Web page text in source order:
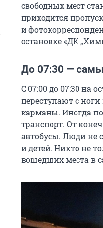
свободных мест
приходится
и
остановке «ДК
До 07:30 —
С 07:00 до 07:30 на
переступают с
карманы. Иногда
транспорт. От
автобусы. Люди не
и детей. Никто не
вошедших места в